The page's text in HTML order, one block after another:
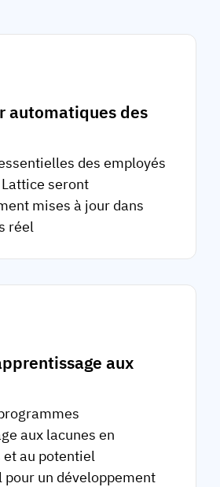
automatiques des
des employés
seront
mises à jour dans
réel
aux
aux lacunes en
au potentiel
pour un développement